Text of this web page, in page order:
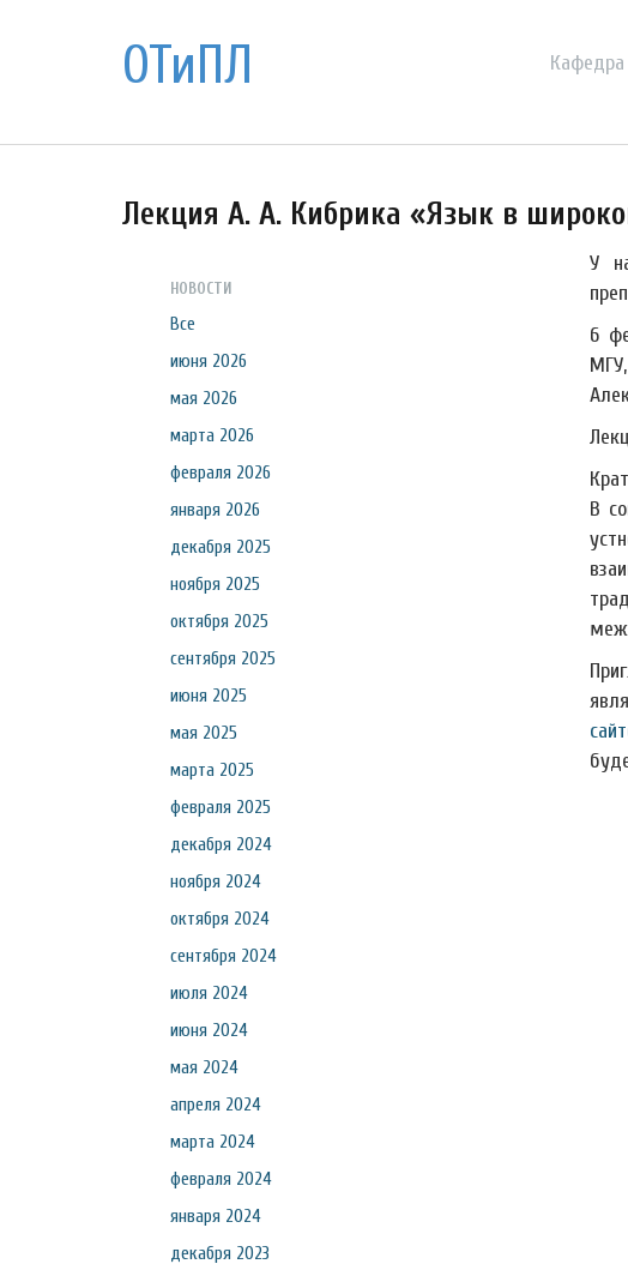
ОТиПЛ Кафедра
Лекция А. А. Кибрика «Язык в
НОВОСТИ
Все
июня 2026
мая 2026
марта 2026
февраля 2026
января 2026
декабря 2025
ноября 2025
октября 2025
сентября 2025
июня 2025
мая 2025
марта 2025
февраля 2025
декабря 2024
ноября 2024
октября 2024
сентября 2024
июля 2024
июня 2024
мая 2024
апреля 2024
марта 2024
февраля 2024
января 2024
декабря 2023
У
6
В